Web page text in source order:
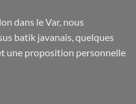
dans le Var, nous
batik javanais, quelques
une proposition personnelle